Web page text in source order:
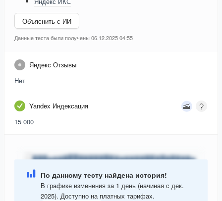
Объяснить с ИИ
Данные теста были получены 06.12.2025 04:55
Яндекс Отзывы
Нет
Yandex Индексация
15 000
По данному тесту найдена история!
В графике изменения за 1 день (начиная с дек.
2025). Доступно на платных тарифах.